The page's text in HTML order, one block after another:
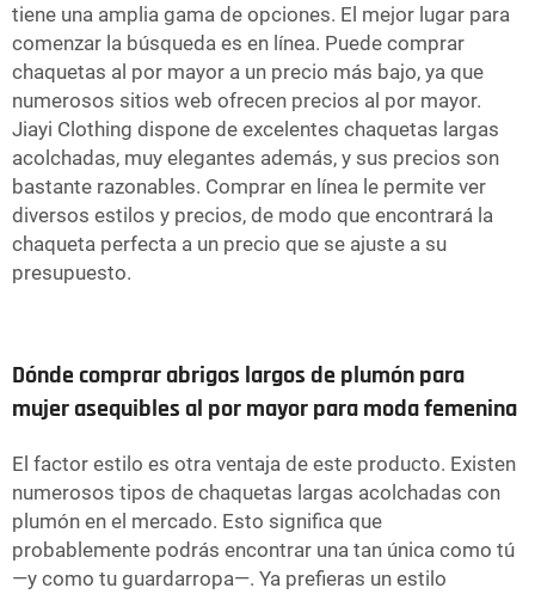
tiene una amplia gama de opciones. El mejor lugar para
comenzar la búsqueda es en línea. Puede comprar
chaquetas al por mayor a un precio más bajo, ya que
numerosos sitios web ofrecen precios al por mayor.
Jiayi Clothing dispone de excelentes chaquetas largas
acolchadas, muy elegantes además, y sus precios son
bastante razonables. Comprar en línea le permite ver
diversos estilos y precios, de modo que encontrará la
chaqueta perfecta a un precio que se ajuste a su
presupuesto.
Dónde comprar abrigos largos de plumón para
mujer asequibles al por mayor para moda femenina
El factor estilo es otra ventaja de este producto. Existen
numerosos tipos de chaquetas largas acolchadas con
plumón en el mercado. Esto significa que
probablemente podrás encontrar una tan única como tú
—y como tu guardarropa—. Ya prefieras un estilo